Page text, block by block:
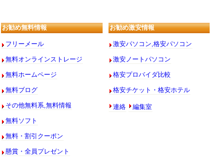
お勧め無料情報
フリーメール
無料オンラインストレージ
無料ホームページ
無料ブログ
その他無料系,無料情報
無料ソフト
無料・割引クーポン
懸賞・全員プレゼント
お勧め激安情報
激安パソコン,格安パソコン
激安ノートパソコン
格安プロバイダ比較
格安チケット・格安ホテル
連絡 編集室